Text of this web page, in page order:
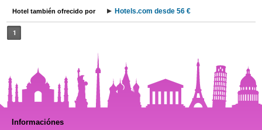
Hotel también ofrecido por Hotels.com desde 56 €
1
Informaciónes